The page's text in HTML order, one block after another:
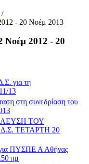
/
- 20 Νοέμ 2013
Νοέμ 2012 - 20
για τη
13
στη συνεδρίαση του
ΤΟΥ
ΤΕΤΑΡΤΗ 20
για ΠΥΣΠΕ Α Αθήνας
πμ